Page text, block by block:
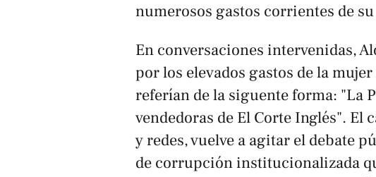
numerosos gastos corrientes de
En conversaciones intervenidas,
por los elevados gastos de la
referían de la siguente forma: "La
vendedoras de El Corte Inglés". El
y redes, vuelve a agitar el debate
de corrupción institucionalizada